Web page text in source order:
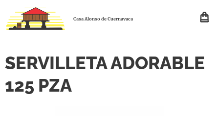
Casa Alonso de Cuernavaca
SERVILLETA ADORABLE
125 PZA